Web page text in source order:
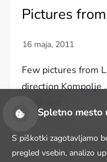
Pictures
Few pictures from
direction Kompolje
weekend …
Spletno mesto
S piškotki zagotavljamo
pregled vsebin, analizo